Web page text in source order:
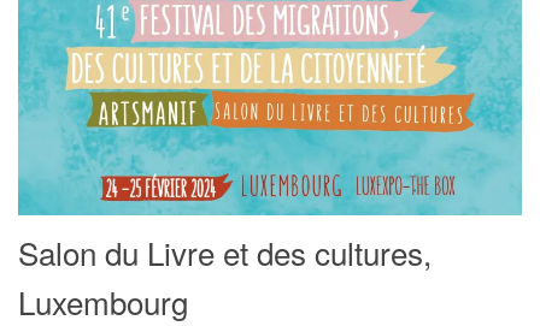
Salon du Livre et des cultures,
Luxembourg